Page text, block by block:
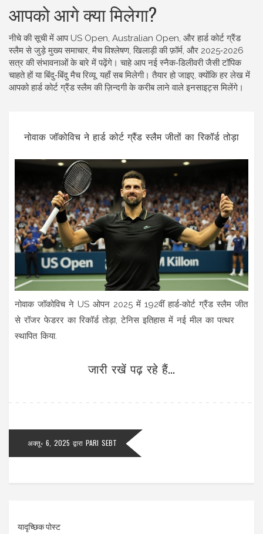
आपको आगे क्या मिलेगा?
नीचे की सूची में आप US Open, Australian Open, और हार्ड कोर्ट ग्रैंड
स्लैम से जुड़े मुख्य समाचार, मैच विश्लेषण, खिलाड़ी की फ़ॉर्म, और 2025‑2026
सत्र की संभावनाओं के बारे में पढ़ेंगे। चाहे आप नई स्नैक‑डिलीवरी जैसी टॉपिक
चाहते हों या बिंदु‑बिंदु मैच रिव्यू, यहाँ सब मिलेगी। तैयार हो जाइए, क्योंकि हर लेख में
आपको हार्ड कोर्ट ग्रैंड स्लैम की ज़िन्दगी के करीब लाने वाले इनसाइट्स मिलेंगे।
नोवाक जॉकोविच ने हार्ड कोर्ट ग्रैंड स्लैम जीतों का रिकॉर्ड तोड़ा
नोवाक जॉकोविच ने US ओपन 2025 में 192वीं हार्ड‑कोर्ट ग्रैंड स्लैम जीत
से रॉजर फेडरर का रिकॉर्ड तोड़ा, टेनिस इतिहास में नई मील का पत्थर
स्थापित किया.
जारी रखें पढ़ रहे हैं...
अक्तू॰ 6, 2025 द्वारा PARI SEBT
यादृच्छिक पोस्ट